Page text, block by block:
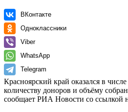
ВКонтакте
Одноклассники
Viber
WhatsApp
Telegram
Красноярский край оказался в
количеству доноров и объёму
сообщает РИА Новости со